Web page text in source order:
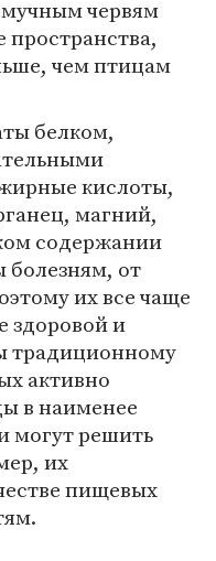
червям
пространства,
чем птицам
белком,
кислоты,
магний,
содержании
болезням, от
их все чаще
здоровой и
традиционному
активно
в наименее
могут решить
их
пищевых